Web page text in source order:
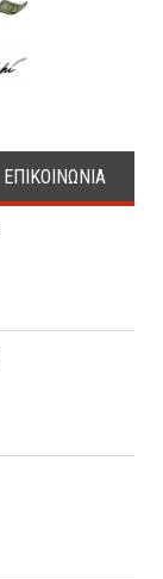
ΕΠΙΚΟΙΝΩΝΙΑ